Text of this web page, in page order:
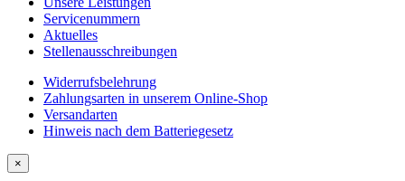
Servicenummern
Aktuelles
Stellenausschreibungen
Widerrufsbelehrung
Zahlungsarten in unserem Online-Shop
Versandarten
Hinweis nach dem Batteriegesetz
×